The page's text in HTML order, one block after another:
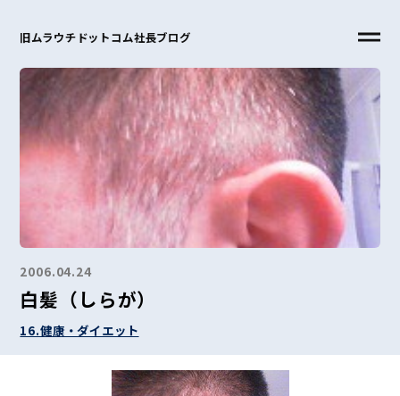
旧ムラウチドットコム社長ブログ
2006.04.24
白髪（しらが）
16.健康・ダイエット